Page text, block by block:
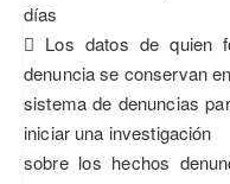
días
 Los datos de quien
denuncia se conservan
sistema de denuncias
iniciar una investigación
sobre los hechos